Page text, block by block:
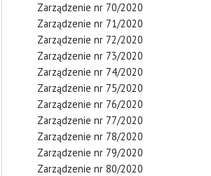
Zarządzenie nr 70/2020
Zarządzenie nr 71/2020
Zarządzenie nr 72/2020
Zarządzenie nr 73/2020
Zarządzenie nr 74/2020
Zarządzenie nr 75/2020
Zarządzenie nr 76/2020
Zarządzenie nr 77/2020
Zarządzenie nr 78/2020
Zarządzenie nr 79/2020
Zarządzenie nr 80/2020